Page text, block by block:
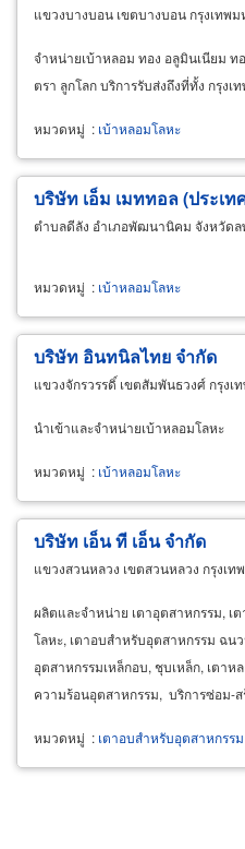
แขวงบางบอน เขตบางบอน กรุงเทพ
จำหน่ายเบ้าหลอม ทอง อลูมินเนียม ท
ตรา ลูกโลก บริการรับส่งถึงที่ทั้ง กรุงเ
หมวดหมู่ : เบ้าหลอมโลหะ
บริษัท เอ็ม เมททอล (ประเท
ตำบลดีลัง อำเภอพัฒนานิคม จังหวัดล
หมวดหมู่ : เบ้าหลอมโลหะ
บริษัท อินทนิลไทย จำกัด
แขวงจักรวรรดิ์ เขตสัมพันธวงศ์ กรุงเ
นำเข้าและจำหน่ายเบ้าหลอมโลหะ
หมวดหมู่ : เบ้าหลอมโลหะ
บริษัท เอ็น ที เอ็น จำกัด
แขวงสวนหลวง เขตสวนหลวง กรุงเท
ผลิตและจำหน่าย เตาอุตสาหกรรม, เ
โลหะ, เตาอบสำหรับอุตสาหกรรม ฉน
อุตสาหกรรมเหล็กอบ, ชุบเหล็ก, เตา
ความร้อนอุตสาหกรรม, บริการซ่อม-
หมวดหมู่ : เตาอบสำหรับอุตสาหกรรม